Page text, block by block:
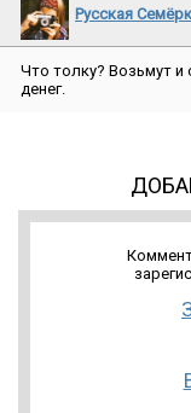
Русская
Что толку? Возьмут и
денег.